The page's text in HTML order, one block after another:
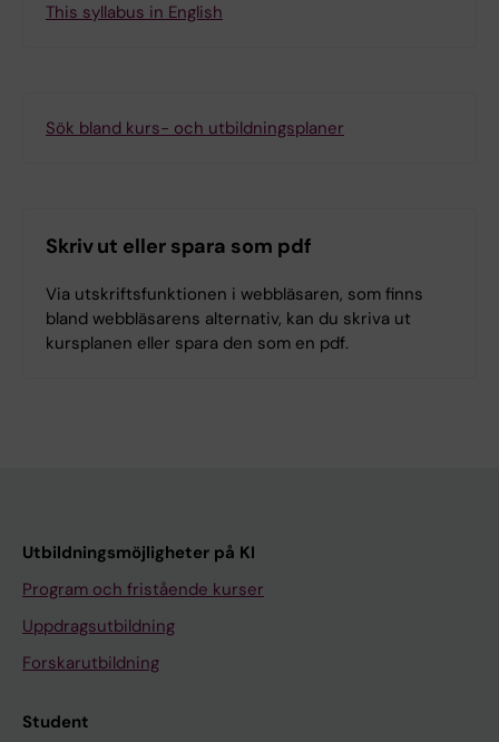
This syllabus in English
Sök bland kurs- och utbildningsplaner
Skriv ut eller spara som pdf
Via utskriftsfunktionen i webbläsaren, som finns
bland webbläsarens alternativ, kan du skriva ut
kursplanen eller spara den som en pdf.
Utbildningsmöjligheter på KI
Program och fristående kurser
Uppdragsutbildning
Forskarutbildning
Student